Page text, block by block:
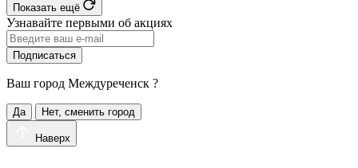
Показать ещё
Узнавайте первыми об акциях
Подписаться
Ваш город Междуреченск ?
Да Нет, сменить город
Наверх